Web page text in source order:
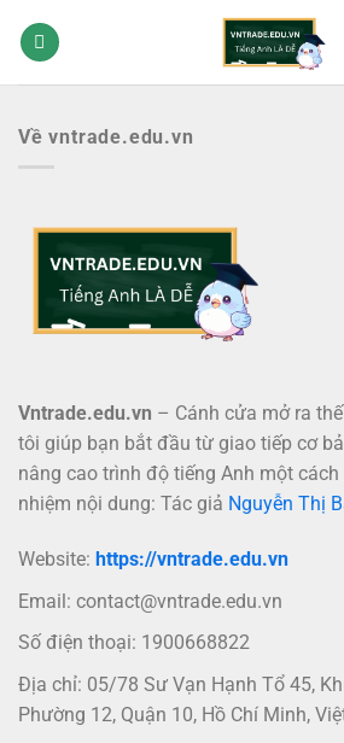
qua
Về vntrade.edu.vn
Vntrade.edu.vn – Cánh cửa mở ra
tôi giúp bạn bắt đầu từ giao tiếp cơ
nâng cao trình độ tiếng Anh một
nhiệm nội dung: Tác giả Nguyễn Thị
Website: https://vntrade.edu.vn
Email: contact@vntrade.edu.vn
Số điện thoại: 1900668822
Địa chỉ: 05/78 Sư Vạn Hạnh Tổ 45,
Phường 12, Quận 10, Hồ Chí Minh,